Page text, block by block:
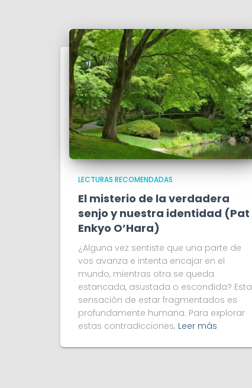
LECTURAS RECOMENDADAS
El misterio de la verdadera
senjo y nuestra identidad (Pat
Enkyo O’Hara)
¿Alguna vez sentiste que una parte de
vos avanza e intenta encajar en el
mundo, mientras otra se queda
estancada, asustada o escondida? Esta
sensación de estar fragmentados es
profundamente humana. Para explorar
estas contradicciones, Leer más